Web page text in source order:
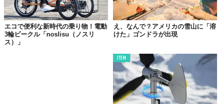
エコで便利な新時代の乗り物！電動
3輪ビークル「noslisu（ノスリ
ス）」
え、なんで？アメリカの雪山に「溶
けた」ゴンドラが出現
ITEM